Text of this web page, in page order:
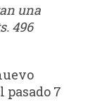
una
496
pasado 7